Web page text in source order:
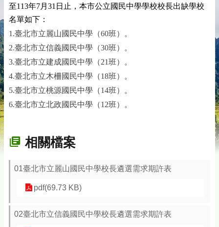
至113年7月 31 日止，本市公立國民中學學校校長出缺學校
名單如下：
1.臺北市立麗山國民中學（60班）。
2.臺北市立信義國民中學（30班）。
3.臺北市立建成國民中學（ 21班）。
4.臺北市立木柵國民中學（ 18班）。
5.臺北市立桃源國民中學（ 14班）。
6.臺北市立北政國民中學（ 12班）。
相關檔案
01臺北市立麗山國民中學校長遴選需求期許表
pdf(69.73 KB)
02臺北市立信義國民中學校長遴選需求期許表